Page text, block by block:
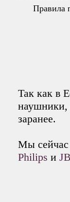
Правила
Так как в
наушники,
заранее.
Мы сейчас
Philips и